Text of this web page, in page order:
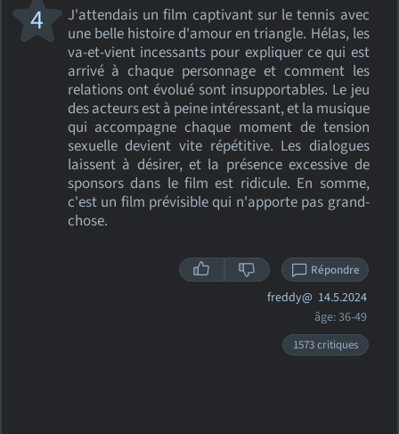
J'attendais un film captivant sur le tennis avec
une belle histoire d'amour en triangle. Hélas, les
va-et-vient incessants pour expliquer ce qui est
arrivé à chaque personnage et comment les
relations ont évolué sont insupportables. Le jeu
des acteurs est à peine intéressant, et la musique
qui accompagne chaque moment de tension
sexuelle devient vite répétitive. Les dialogues
laissent à désirer, et la présence excessive de
sponsors dans le film est ridicule. En somme,
c'est un film prévisible qui n'apporte pas grand-
chose.
4
Répondre
freddy@ 14.5.2024
âge: 36-49
1573 critiques